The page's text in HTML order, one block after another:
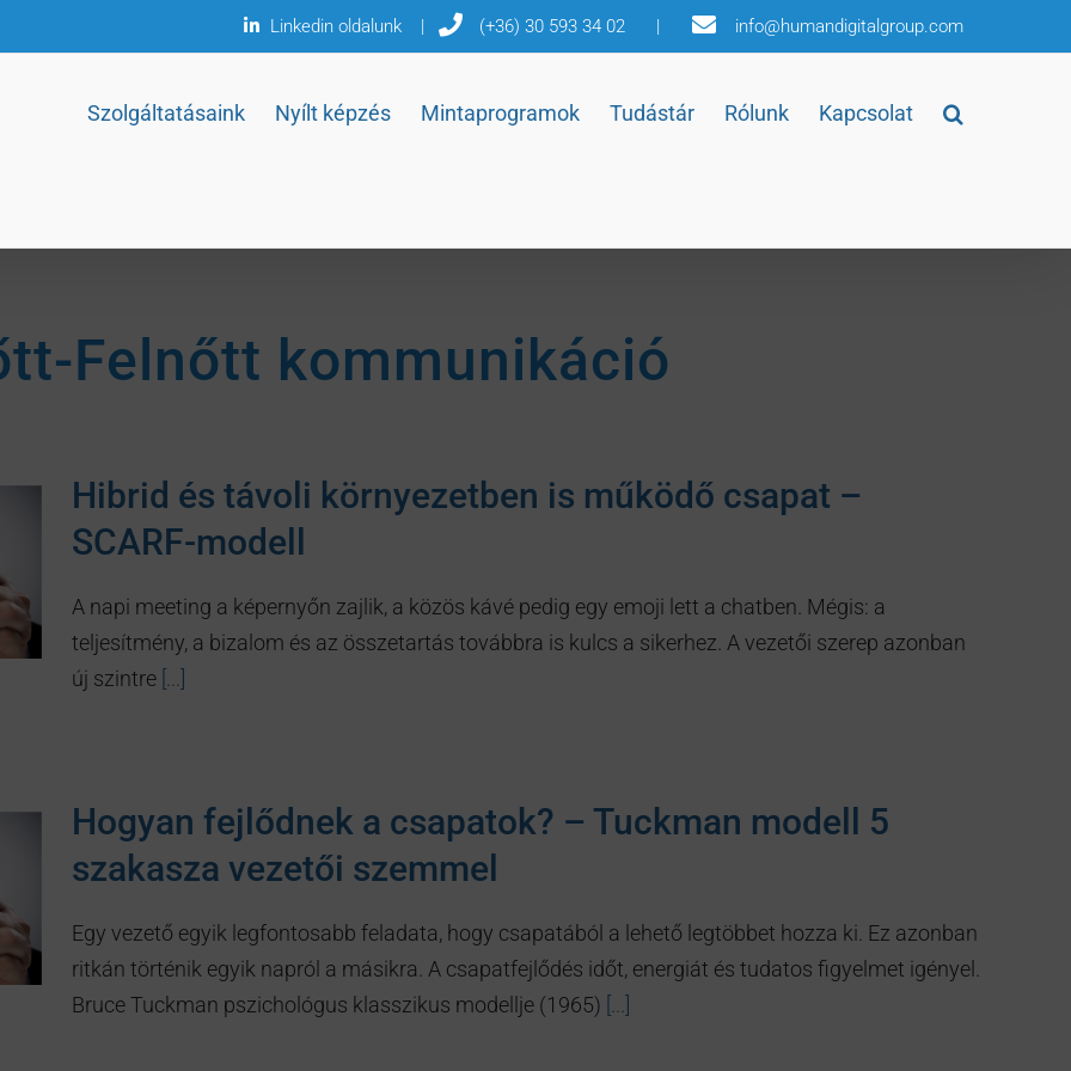
Linkedin oldalunk | (+36) 30 593 34 02 | info@humandigitalgroup.com
Szolgáltatásaink Nyílt képzés Mintaprogramok Tudástár Rólunk Kapcsolat
Felnőtt kommunikáció
Hibrid és távoli környezetben is működő csapat –
SCARF-modell
A napi meeting a képernyőn zajlik, a közös kávé pedig egy emoji lett a chatben. Mégis: a
teljesítmény, a bizalom és az összetartás továbbra is kulcs a sikerhez. A vezetői szerep azonban
új szintre
Hogyan fejlődnek a csapatok? – Tuckman modell 5
szakasza vezetői szemmel
Egy vezető egyik legfontosabb feladata, hogy csapatából a lehető legtöbbet hozza ki. Ez azonban
ritkán történik egyik napról a másikra. A csapatfejlődés időt, energiát és tudatos figyelmet igényel.
Bruce Tuckman pszichológus klasszikus modellje (1965)